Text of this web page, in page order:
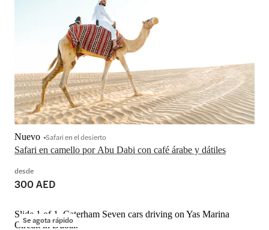
Safari en camello por Abu Dabi con café árabe y dátiles
Nuevo Safari en el desierto
desde
300 AED
Se agota rápido
Slide 1 of 1, Caterham Seven cars driving on Yas Marina
Circuit in Dubai.